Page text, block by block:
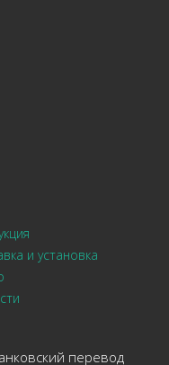
и установка
перевод